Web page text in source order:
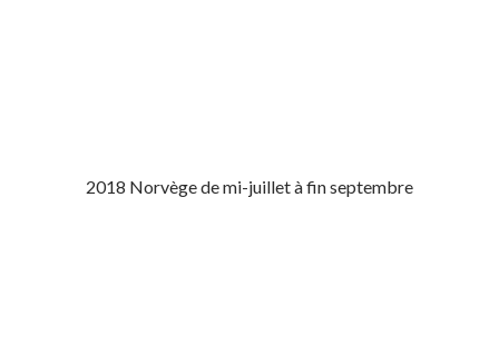
2018 Norvège de mi-juillet à fin septembre